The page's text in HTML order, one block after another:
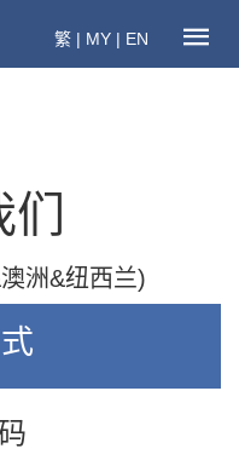
繁 | MY | EN
们
洲&纽西兰)